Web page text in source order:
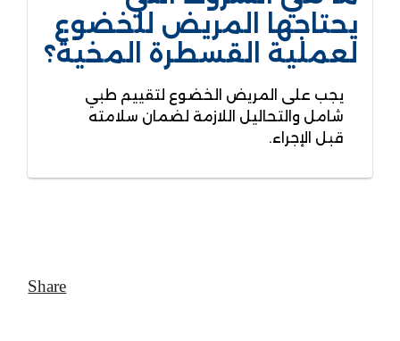
يحتاجها المريض للخضوع
لعملية القسطرة المخية؟
يجب على المريض الخضوع لتقييم طبي
شامل والتحاليل اللازمة لضمان سلامته
قبل الإجراء.